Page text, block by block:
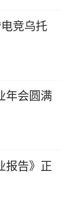
竞乌托
年会圆满
报告》正